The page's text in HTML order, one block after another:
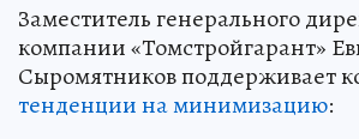
Заместитель генерального
компании «Томстройгарант»
Сыромятников поддерживает
тенденции на минимизацию: